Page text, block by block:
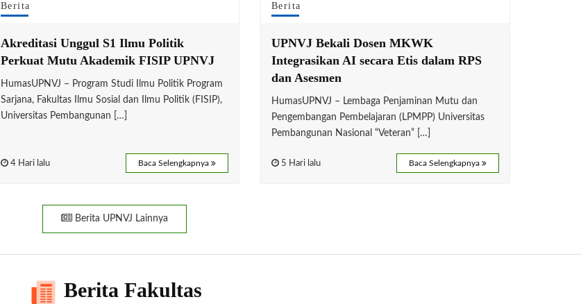
Berita
Akreditasi Unggul S1 Ilmu Politik
Perkuat Mutu Akademik FISIP UPNVJ
HumasUPNVJ – Program Studi Ilmu Politik Program
Sarjana, Fakultas Ilmu Sosial dan Ilmu Politik (FISIP),
Universitas Pembangunan […]
4 Hari lalu Baca Selengkapnya
Berita
UPNVJ Bekali Dosen MKWK
Integrasikan AI secara Etis dalam RPS
dan Asesmen
HumasUPNVJ – Lembaga Penjaminan Mutu dan
Pengembangan Pembelajaran (LPMPP) Universitas
Pembangunan Nasional “Veteran” […]
5 Hari lalu Baca Selengkapnya
Berita UPNVJ Lainnya
Berita Fakultas